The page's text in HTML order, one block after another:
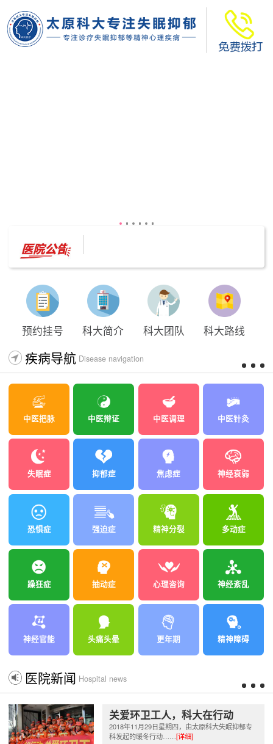
太原科大开展--“心理隐患也是安全隐患”讲座”
太原科大开展心理沙盘团体体验系列公益活动
预约挂号 科大简介 科大团队 科大路线
疾病导航 Disease navigation
中医把脉 中医辩证 中医调理 中医针灸
失眠症 抑郁症 焦虑症 神经衰弱
恐惧症 强迫症 精神分裂 多动症
躁狂症 抽动症 心理咨询 神经紊乱
神经官能 头痛头晕 更年期 精神障碍
医院新闻 Hospital news
关爱环卫工人，科大在行动
2018年11月29日星期四，由太原科大失眠抑郁专
科发起的暖冬行动……[详细]